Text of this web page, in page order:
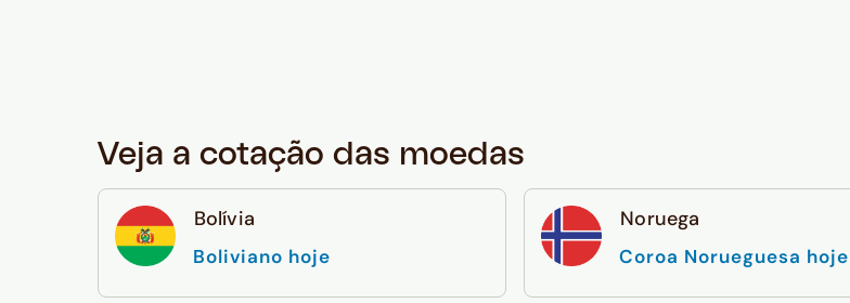
Veja a cotação das moedas
Bolívia
Boliviano hoje
Noruega
Coroa Norueguesa hoje